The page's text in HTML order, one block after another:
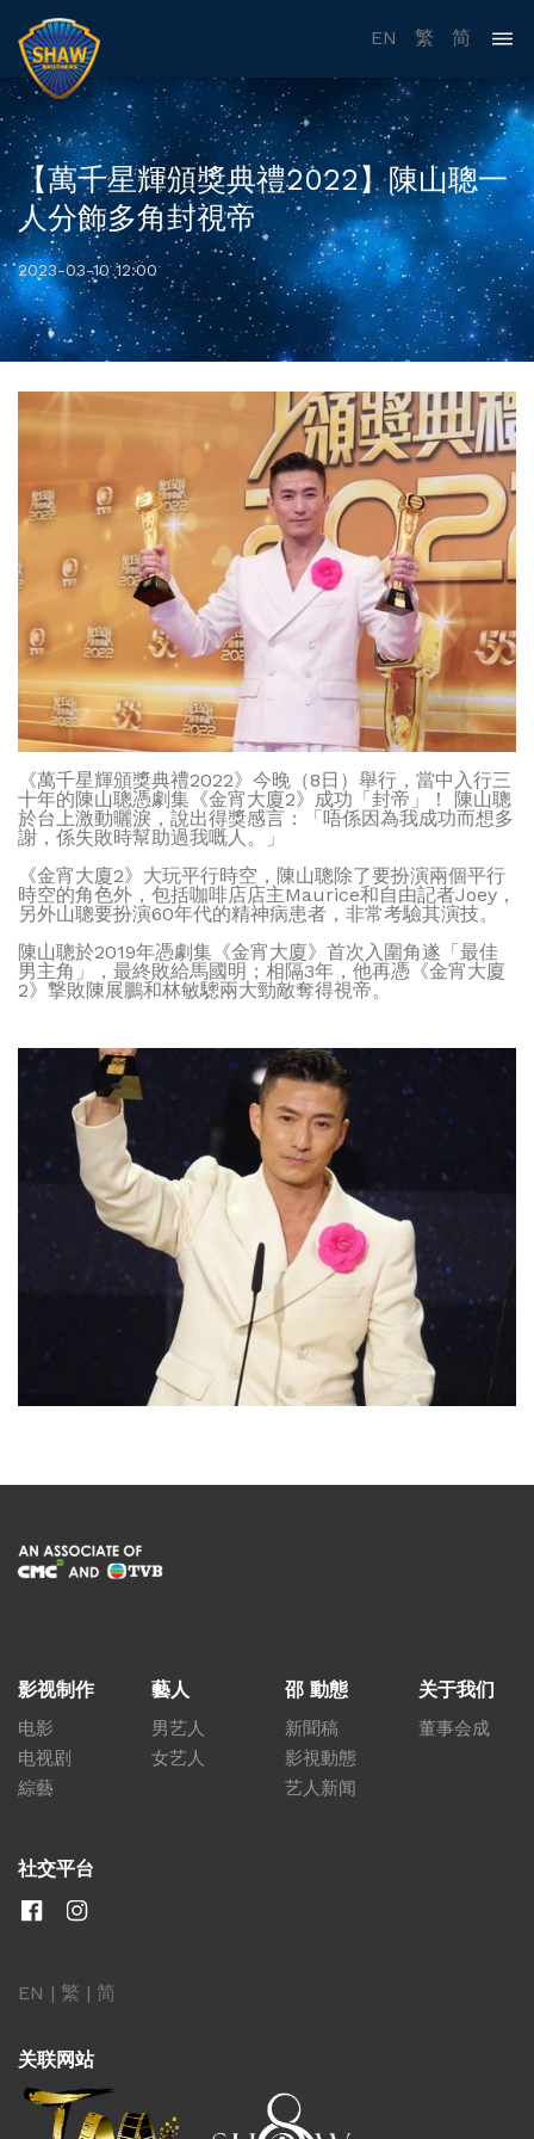
EN 繁 简
【萬千星輝頒獎典禮2022】陳山聰一
人分飾多角封視帝
2023-03-10 12:00
《萬千星輝頒獎典禮2022》今晚（8日）舉行，當中入行三
十年的陳山聰憑劇集《金宵大廈2》成功「封帝」！ 陳山聰
於台上激動曬淚，說出得獎感言：「唔係因為我成功而想多
謝，係失敗時幫助過我嘅人。」
《金宵大廈2》大玩平行時空，陳山聰除了要扮演兩個平行
時空的角色外，包括咖啡店店主Maurice和自由記者Joey，
另外山聰要扮演60年代的精神病患者，非常考驗其演技。
陳山聰於2019年憑劇集《金宵大廈》首次入圍角遂「最佳
男主角」，最終敗給馬國明；相隔3年，他再憑《金宵大廈
2》撃敗陳展鵬和林敏驄兩大勁敵奪得視帝。
影视制作
电影
电视剧
綜藝
藝人
男艺人
女艺人
邵 動態
新聞稿
影視動態
艺人新闻
关于我们
董事会成
社交平台
EN | 繁 | 简
关联网站